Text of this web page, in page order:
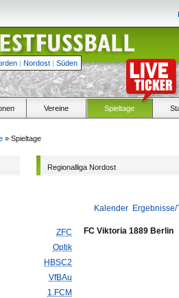
| Nordost | Süden
Vereine Spieltage
» Spieltage
Regionalliga Nordost
Kalender
ZFC
Optik
HBSC2
VfBAu
1.FCM
FC Viktoria 1889 Berlin